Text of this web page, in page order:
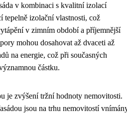
v kombinaci s kvalitní izolací
izolační vlastnosti, což
v zimním období a příjemnější
mohou dosahovat až dvaceti až
na energie, což při současných
částku.
je zvýšení tržní hodnoty nemovitosti.
jsou na trhu nemovitostí